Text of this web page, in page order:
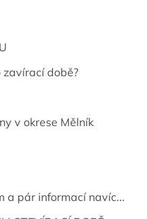
zavírací době?
v okrese Mělník
a pár informací navíc...